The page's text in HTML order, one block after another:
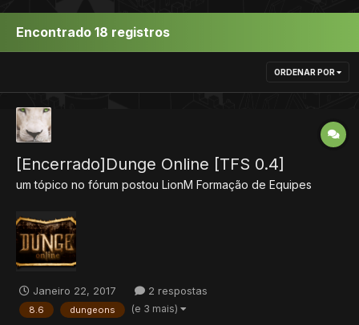
Encontrado 18 registros
ORDENAR POR
[Encerrado]Dunge Online [TFS 0.4]
um tópico no fórum postou LionM Formação de Equipes
Janeiro 22, 2017 2 respostas
8.6 dungeons (e 3 mais)